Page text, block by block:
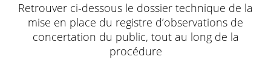
Retrouver ci-dessous le dossier technique de la
mise en place du registre d’observations de
concertation du public, tout au long de la
procédure